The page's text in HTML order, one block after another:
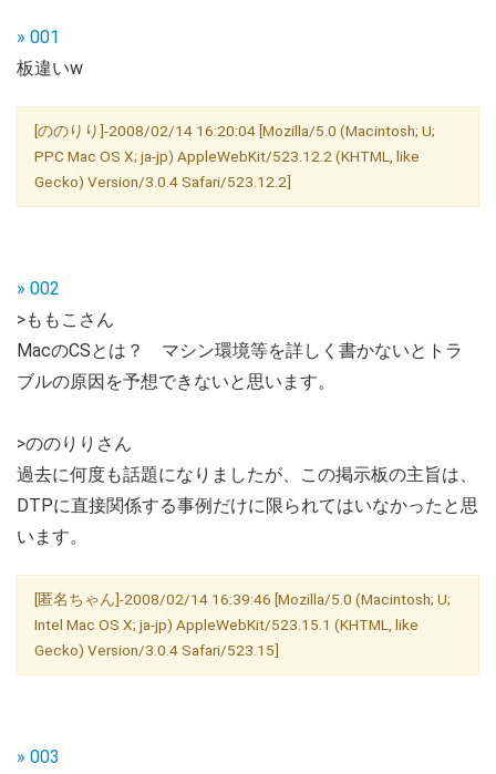
» 001
板違いw
[ののりり]-2008/02/14 16:20:04 [Mozilla/5.0 (Macintosh; U;
PPC Mac OS X; ja-jp) AppleWebKit/523.12.2 (KHTML, like
Gecko) Version/3.0.4 Safari/523.12.2]
» 002
>ももこさん
MacのCSとは？ マシン環境等を詳しく書かないとトラ
ブルの原因を予想できないと思います。
>ののりりさん
過去に何度も話題になりましたが、この掲示板の主旨は、
DTPに直接関係する事例だけに限られてはいなかったと思
います。
[匿名ちゃん]-2008/02/14 16:39:46 [Mozilla/5.0 (Macintosh; U;
Intel Mac OS X; ja-jp) AppleWebKit/523.15.1 (KHTML, like
Gecko) Version/3.0.4 Safari/523.15]
» 003